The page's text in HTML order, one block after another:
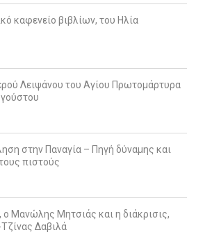
καφενείο βιβλίων, του Ηλία
Λειψάνου του Αγίου Πρωτομάρτυρα
στην Παναγία – Πηγή δύναμης και
πιστούς
ο Μανώλης Μητσιάς και η διάκρισις,
Δαβιλά